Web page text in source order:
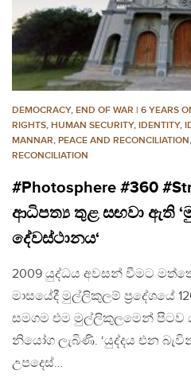
DEMOCRACY, END OF WAR | 6 YEARS
RIGHTS, HUMAN SECURITY, IDENTITY,
MANNAR, PEACE AND RECONCILIATION,
RECONCILIATION
#Photosphere #360
ආධිපත්‍ය තුළ සඟවා ඇති
දේවස්ථානය‘
2009 යුද්ධය අවසන් වීමට
මාසයේදී මුල්ලිකුලම් ප්‍රදේශයේ
සමගම එම මුල්ලිකුලමෙන් පිටව
නියෝග ලැබිණි. ‘යුද්දය එන
උපදෙස්…